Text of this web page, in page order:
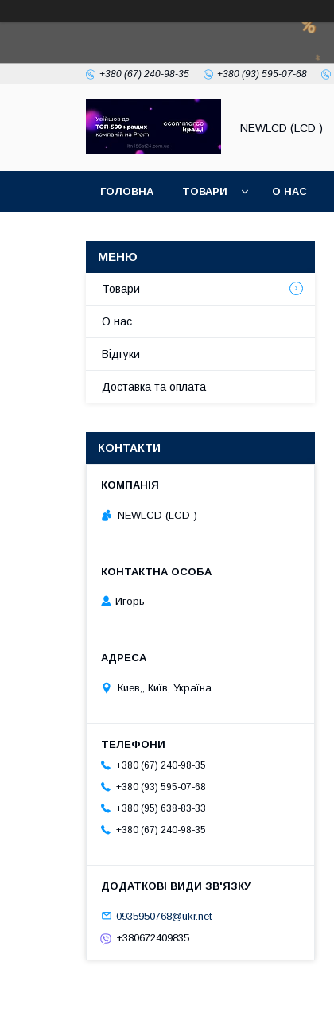
+380 (67) 240-98-35 +380 (93) 595-07-68
NEWLCD (LCD )
ГОЛОВНА ТОВАРИ О НАС
Товари
О нас
Відгуки
Доставка та оплата
КОНТАКТИ
NEWLCD (LCD )
Игорь
Киев,, Київ, Україна
+380 (67) 240-98-35
+380 (93) 595-07-68
+380 (95) 638-83-33
+380 (67) 240-98-35
0935950768@ukr.net
+380672409835